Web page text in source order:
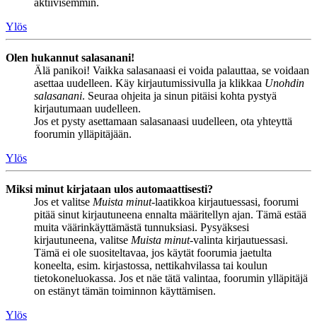
aktiivisemmin.
Ylös
Olen hukannut salasanani!
Älä panikoi! Vaikka salasanaasi ei voida palauttaa, se voidaan
asettaa uudelleen. Käy kirjautumissivulla ja klikkaa Unohdin
salasanani. Seuraa ohjeita ja sinun pitäisi kohta pystyä
kirjautumaan uudelleen.
Jos et pysty asettamaan salasanaasi uudelleen, ota yhteyttä
foorumin ylläpitäjään.
Ylös
Miksi minut kirjataan ulos automaattisesti?
Jos et valitse Muista minut-laatikkoa kirjautuessasi, foorumi
pitää sinut kirjautuneena ennalta määritellyn ajan. Tämä estää
muita väärinkäyttämästä tunnuksiasi. Pysyäksesi
kirjautuneena, valitse Muista minut-valinta kirjautuessasi.
Tämä ei ole suositeltavaa, jos käytät foorumia jaetulta
koneelta, esim. kirjastossa, nettikahvilassa tai koulun
tietokoneluokassa. Jos et näe tätä valintaa, foorumin ylläpitäjä
on estänyt tämän toiminnon käyttämisen.
Ylös